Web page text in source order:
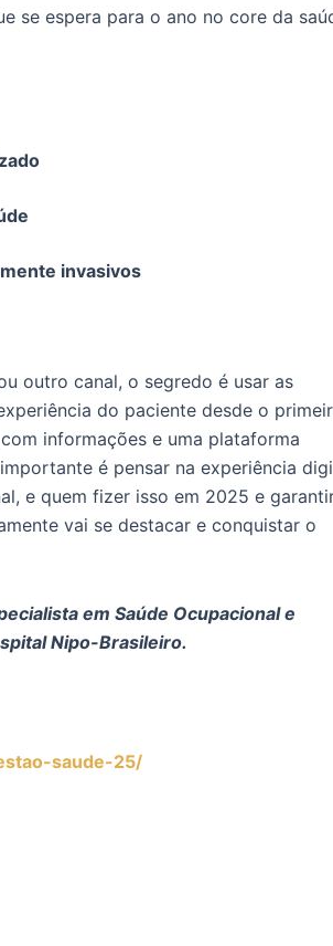
se espera para o ano no core da
invasivos
outro canal, o segredo é usar as
do paciente desde o
informações e uma plataforma
é pensar na experiência
e quem fizer isso em 2025 e
vai se destacar e conquistar o
em Saúde Ocupacional e
Nipo-Brasileiro.
saude-25/